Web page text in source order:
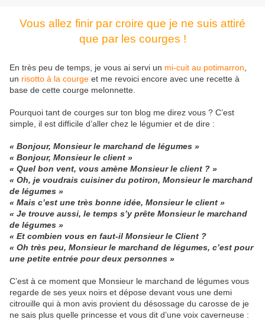
Vous allez finir par croire que je ne suis attiré
que par les courges !
En très peu de temps, je vous ai servi un mi-cuit au potimarron
un risotto à la courge et me revoici encore avec une recette à
base de cette courge melonnette.
Pourquoi tant de courges sur ton blog me direz vous ? C’est
simple, il est difficile d’aller chez le légumier et de dire :
« Bonjour, Monsieur le marchand de légumes »
« Bonjour, Monsieur le client »
« Quel bon vent, vous amène Monsieur le client ? »
« Oh, je voudrais cuisiner du potiron, Monsieur le marchand
de légumes »
« Mais c’est une très bonne idée, Monsieur le client »
« Je trouve aussi, le temps s’y prête Monsieur le marchand
de légumes »
« Et combien vous en faut-il Monsieur le Client ?
« Oh très peu, Monsieur le marchand de légumes, c’est pour
une petite entrée pour deux personnes »
C’est à ce moment que Monsieur le marchand de légumes vous
regarde de ses yeux noirs et dépose devant vous une demi
citrouille qui à mon avis provient du désossage du carosse de je
ne sais plus quelle princesse et vous dit d’une voix caverneuse :